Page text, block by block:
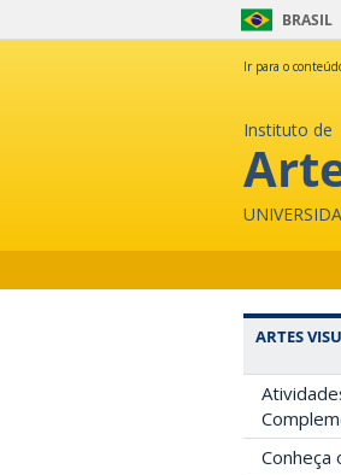
BRASIL
Ir para o
Instituto de
ARTES
Conheça